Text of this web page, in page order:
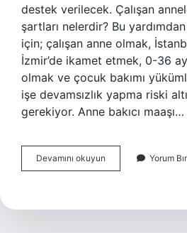
destek verilecek. Çalışan
şartları nelerdir? Bu
için; çalışan anne olmak,
İzmir’de ikamet etmek, 0-36
olmak ve çocuk bakımı
işe devamsızlık yapma riski
gerekiyor. Anne bakıcı maaşı…
Devamını okuyun
Anneye
Ne
Yorum